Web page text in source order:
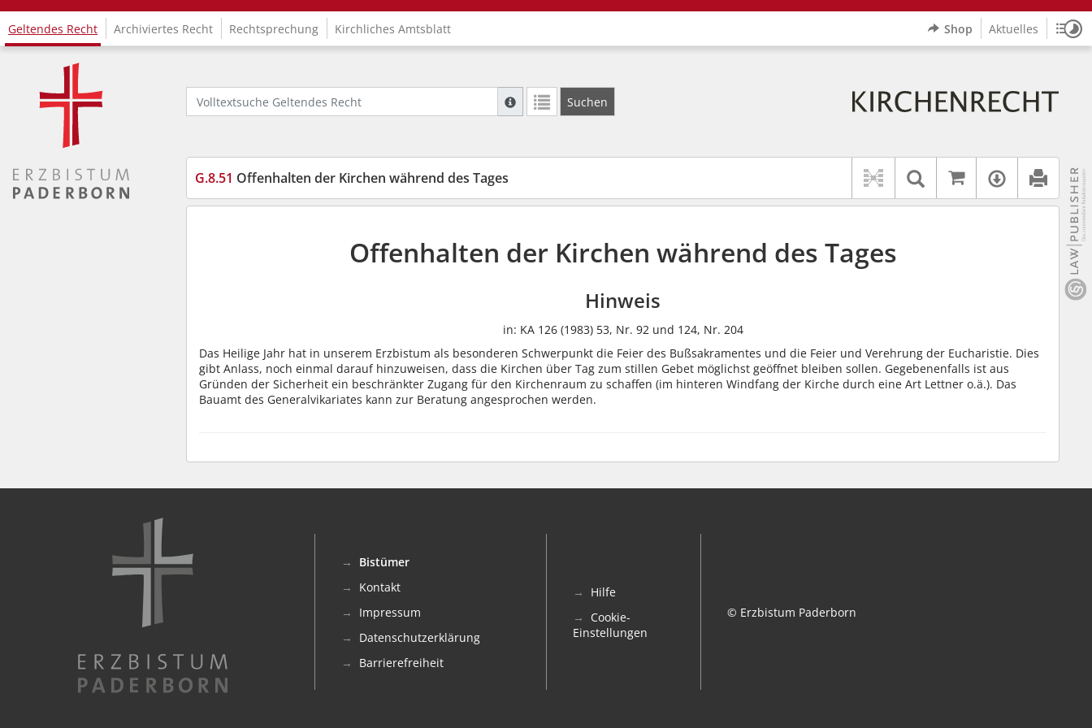
Logo Fachinformationssystem Kirchenrecht
Geltendes Recht Archiviertes Recht Rechtsprechung Kirchliches Amtsblatt Shop Aktuelles
Volltextsuche Geltendes Recht
Suche mit Platzhalter "*", Bsp. Pfarrer*, findet auch: "Pfarrerinitiative" oder "Pfarrerausschuss".
Suchen
G.8.51 Offenhalten der Kirchen während des Tages Textsuche im
Auf
Offenhalten der Kirchen während des Tages
Hinweis
in: KA 126 (1983) 53, Nr. 92 und 124, Nr. 204
Das Heilige Jahr hat in unserem Erzbistum als besonderen Schwerpunkt die Feier des Bußsakramentes und die Feier und Verehrung der Eucharistie. Dies
gibt Anlass, noch einmal darauf hinzuweisen, dass die Kirchen über Tag zum stillen Gebet möglichst geöffnet bleiben sollen. Gegebenenfalls ist aus
Gründen der Sicherheit ein beschränkter Zugang für den Kirchenraum zu schaffen (im hinteren Windfang der Kirche durch eine Art Lettner o.ä.). Das
Bauamt des Generalvikariates kann zur Beratung angesprochen werden.
Bistümer
Kontakt
Impressum
Datenschutzerklärung
Barrierefreiheit
Hilfe
Cookie-
Einstellungen
© Erzbistum Paderborn
wbv